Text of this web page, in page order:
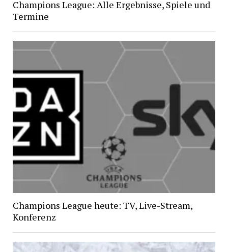
Champions League: Alle Ergebnisse, Spiele und
Termine
Champions League heute: TV, Live-Stream,
Konferenz